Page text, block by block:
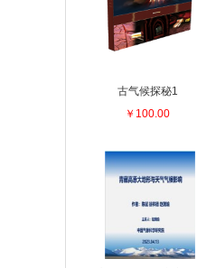
古气候探秘1
￥100.00